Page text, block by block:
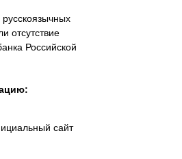
отсутствие
Российской
сайт